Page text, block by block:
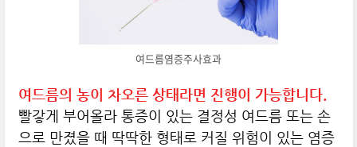
여드름염증주사효과
여드름의 농이 차오른 상태라면 진행이 가능합니다.
빨갛게 부어올라 통증이 있는 결정성 여드름 또는 손
으로 만졌을 때 딱딱한 형태로 커질 위험이 있는 염증